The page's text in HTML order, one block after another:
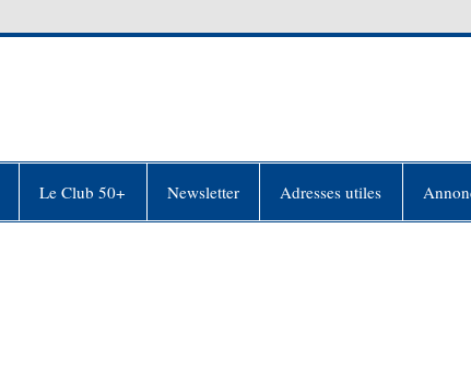
Le Club 50+ Newsletter Adresses utiles